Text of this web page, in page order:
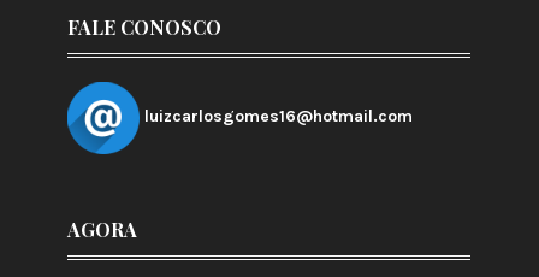
FALE CONOSCO
luizcarlosgomes16@hotmail.com
AGORA